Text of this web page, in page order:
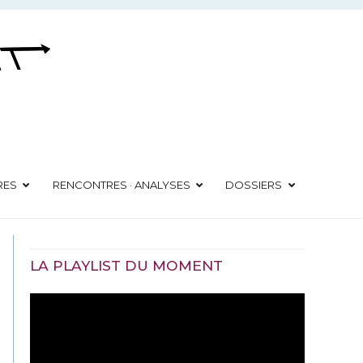
RENCONTRES · ANALYSES DOSSIERS
LA PLAYLIST DU MOMENT